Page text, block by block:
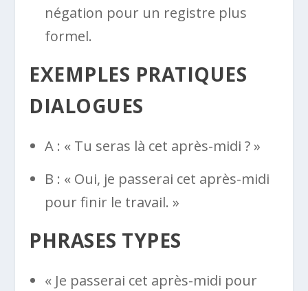
négation pour un registre plus
formel.
EXEMPLES PRATIQUES
DIALOGUES
A : « Tu seras là cet après-midi ? »
B : « Oui, je passerai cet après-midi
pour finir le travail. »
PHRASES TYPES
« Je passerai cet après-midi pour